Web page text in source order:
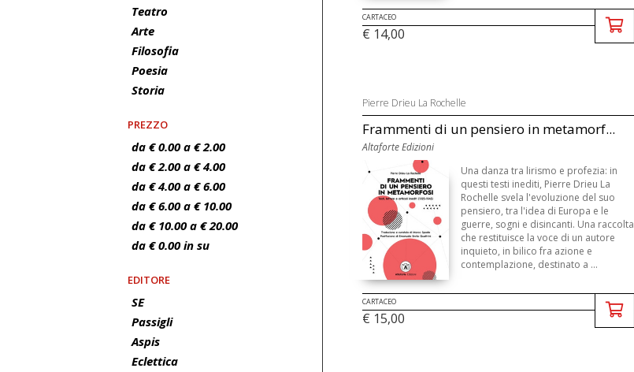
Teatro
Arte
Filosofia
Poesia
Storia
PREZZO
da € 0.00 a € 2.00
da € 2.00 a € 4.00
da € 4.00 a € 6.00
da € 6.00 a € 10.00
da € 10.00 a € 20.00
da € 0.00 in su
EDITORE
SE
Passigli
Aspis
Eclettica
CARTACEO
€ 14,00
Pierre Drieu La Rochelle
Frammenti di un pensiero in metamorf...
Altaforte Edizioni
Una danza tra lirismo e profezia: in
questi testi inediti, Pierre Drieu La
Rochelle svela l'evoluzione del suo
pensiero, tra l'idea di Europa e le
guerre, sogni e disincanti. Una raccolta
che restituisce la voce di un autore
inquieto, in bilico fra azione e
contemplazione, destinato a ...
CARTACEO
€ 15,00